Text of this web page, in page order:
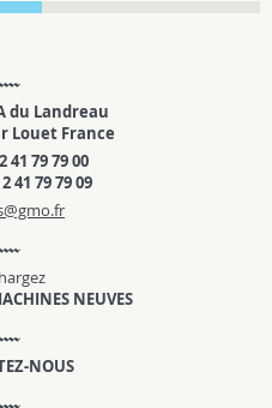
du Landreau
Louet France
41 79 79 00
41 79 79 09
NEUVES
NOUS